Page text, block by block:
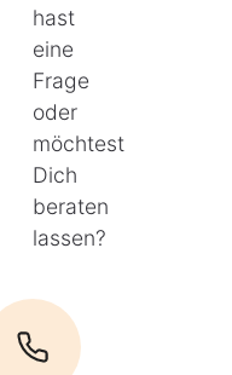
hast
eine
Frage
oder
möchtest
Dich
beraten
lassen?